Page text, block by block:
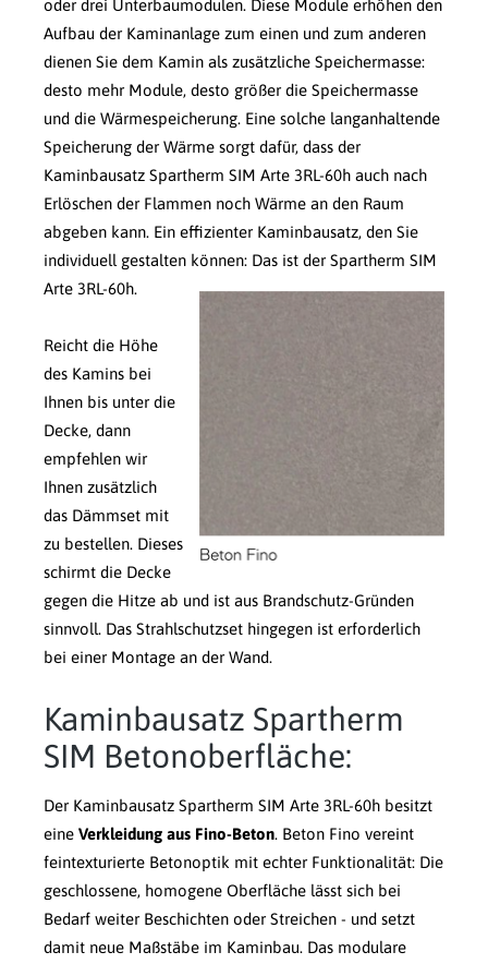
oder drei Unterbaumodulen. Diese Module erhöhen den
Aufbau der Kaminanlage zum einen und zum anderen
dienen Sie dem Kamin als zusätzliche Speichermasse:
desto mehr Module, desto größer die Speichermasse
und die Wärmespeicherung. Eine solche langanhaltende
Speicherung der Wärme sorgt dafür, dass der
Kaminbausatz Spartherm SIM Arte 3RL-60h auch nach
Erlöschen der Flammen noch Wärme an den Raum
abgeben kann. Ein effizienter Kaminbausatz, den Sie
individuell gestalten können: Das ist der Spartherm SIM
Arte 3RL-60h.
Reicht die Höhe
des Kamins bei
Ihnen bis unter die
Decke, dann
empfehlen wir
Ihnen zusätzlich
das Dämmset mit
zu bestellen. Dieses
schirmt die Decke
gegen die Hitze ab und ist aus Brandschutz-Gründen
sinnvoll. Das Strahlschutzset hingegen ist erforderlich
bei einer Montage an der Wand.
Kaminbausatz Spartherm
SIM Betonoberfläche:
Der Kaminbausatz Spartherm SIM Arte 3RL-60h besitzt
eine Verkleidung aus Fino-Beton. Beton Fino vereint
feintexturierte Betonoptik mit echter Funktionalität: Die
geschlossene, homogene Oberfläche lässt sich bei
Bedarf weiter Beschichten oder Streichen - und setzt
damit neue Maßstäbe im Kaminbau. Das modulare